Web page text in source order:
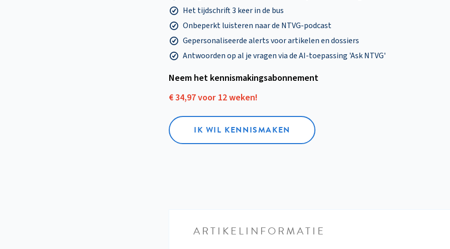
Het tijdschrift 3 keer in de bus
Onbeperkt luisteren naar de NTVG-podcast
Gepersonaliseerde alerts voor artikelen en dossiers
Antwoorden op al je vragen via de AI-toepassing 'Ask NTVG'
Neem het kennismakings­abonnement
€ 34,97 voor 12 weken!
IK WIL KENNISMAKEN
ARTIKELINFORMATIE